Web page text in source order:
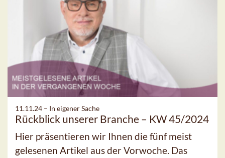
11.11.24 – In eigener Sache
Rückblick unserer Branche – KW 45/2024
Hier präsentieren wir Ihnen die fünf meist
gelesenen Artikel aus der Vorwoche. Das